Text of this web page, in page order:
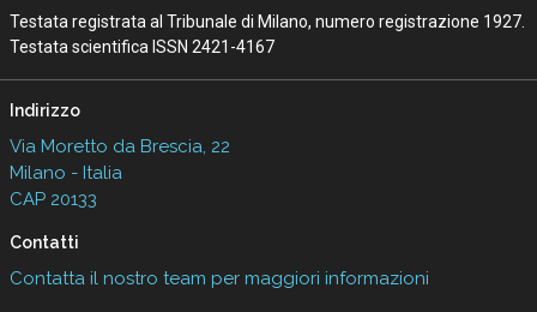
Testata registrata al Tribunale di Milano, numero registrazione 1927.
Testata scientifica ISSN 2421-4167
Indirizzo
Via Moretto da Brescia, 22
Milano - Italia
CAP 20133
Contatti
Contatta il nostro team per maggiori informazioni